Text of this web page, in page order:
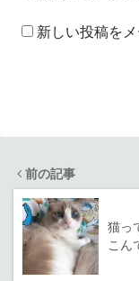
新しい投稿を
前の記事
猫っ
こん